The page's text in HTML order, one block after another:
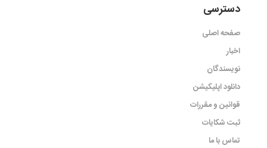
دسترسی
صفحه اصلی
اخبار
نویسندگان
دانلود اپلیکیشن
قوانین و مقررات
ثبت شکایات
تماس با ما